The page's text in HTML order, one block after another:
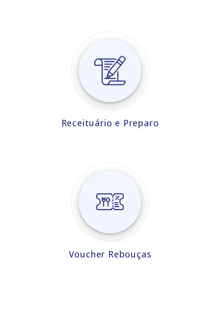
Receituário e Preparo
Voucher Rebouças